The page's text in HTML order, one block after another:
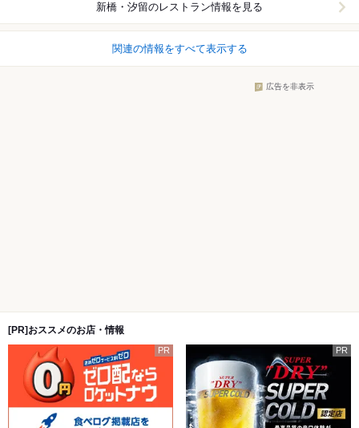
新橋・汐留のレストラン情報を見る
関連の情報をすべて表示する
広告を非表示
[PR]おススメのお店・情報
PR PR